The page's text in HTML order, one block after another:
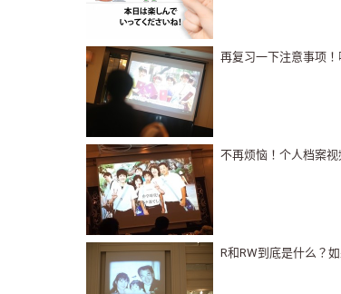
再复习一下注意事项
不再烦恼！个人档案
R和RW到底是什么？